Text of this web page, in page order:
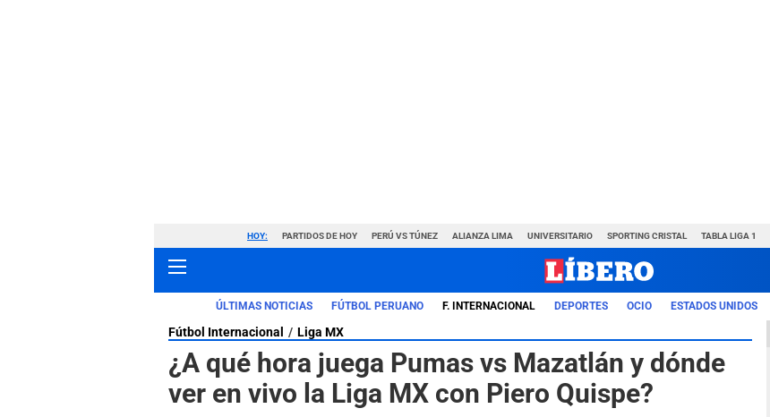
HOY: PARTIDOS DE HOY PERÚ VS TÚNEZ ALIANZA LIMA UNIVERSITARIO SPORTING CRISTAL TABLA LIGA 1
ÚLTIMAS NOTICIAS FÚTBOL PERUANO F. INTERNACIONAL DEPORTES OCIO ESTADOS UNIDOS
Fútbol Internacional Liga MX
¿A qué hora juega Pumas vs Mazatlán y dónde
ver en vivo la Liga MX con Piero Quispe?